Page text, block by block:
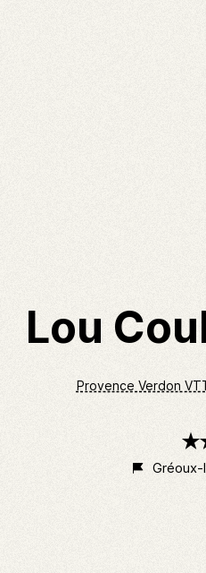
Lou
Provence Verdon